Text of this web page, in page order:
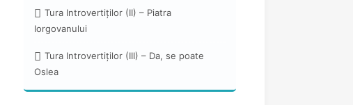
Tura Introvertiților (II) – Piatra
Iorgovanului
Tura Introvertiților (III) – Da, se poate
Oslea